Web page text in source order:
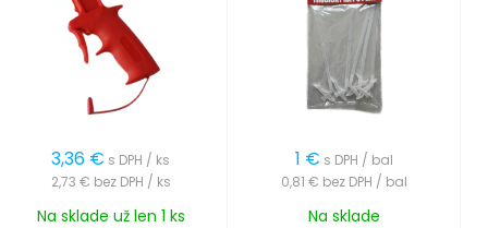
3,36 € s DPH / ks
2,73 € bez DPH / ks
Na sklade už len 1 ks
1 € s DPH / bal
0,81 € bez DPH / bal
Na sklade